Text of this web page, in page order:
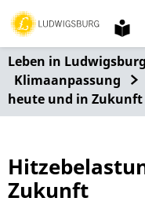
Leben in Ludwigsburg
Klimaanpassung
heute und in Zukunft
Zukunft